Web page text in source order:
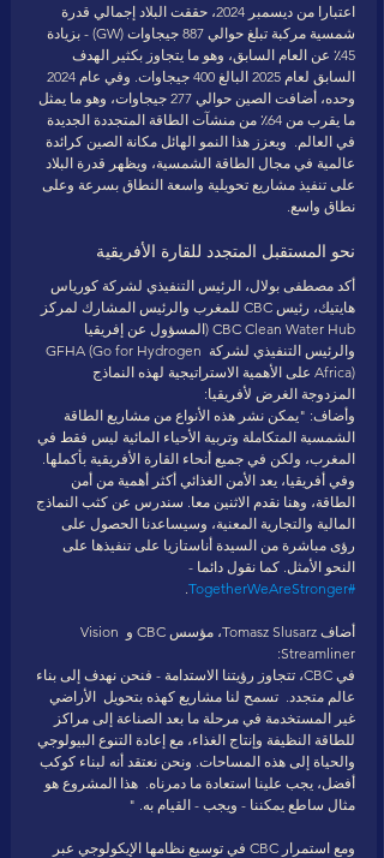
اعتبارا من ديسمبر 2024، حققت البلاد إجمالي قدرة
شمسية مركبة تبلغ حوالي 887 جيجاوات (GW) - بزيادة
45٪ عن العام السابق، وهو ما يتجاوز بكثير الهدف
وحده، أضافت الصين حوالي 277 جيجاوات، وهو ما يمثل
ما يقرب من 64٪ من منشآت الطاقة المتجددة الجديدة
في العالم.  ويعزز هذا النمو الهائل مكانة الصين كرائدة
عالمية في مجال الطاقة الشمسية، ويظهر قدرة البلاد
على تنفيذ مشاريع تحويلية واسعة النطاق بسرعة وعلى
نطاق واسع.
نحو المستقبل المتجدد للقارة الأفريقية
أكد مصطفى بولال، الرئيس التنفيذي لشركة كورياس
هايتيك، رئيس CBC للمغرب والرئيس المشارك لمركز
CBC Clean Water Hub (المسؤول عن إفريقيا
والرئيس التنفيذي لشركة GFHA (Go for Hydrogen
Africa) على الأهمية الاستراتيجية لهذه النماذج
المزدوجة الغرض لأفريقيا:
وأضاف: "يمكن نشر هذه الأنواع من مشاريع الطاقة
الشمسية المتكاملة وتربية الأحياء المائية ليس فقط في
المغرب، ولكن في جميع أنحاء القارة الأفريقية بأكملها.
وفي أفريقيا، يعد الأمن الغذائي أكثر أهمية من أمن
الطاقة، وهنا نقدم الاثنين معا. سندرس عن كثب النماذج
المالية والتجارية المعنية، وسيساعدنا الحصول على
رؤى مباشرة من السيدة أناستازيا على تنفيذها على
النحو الأمثل. كما نقول دائما -
#TogetherWeAreStronger
أضاف Tomasz Slusarz، مؤسس CBC و Vision
Streamliner:
في CBC، تتجاوز رؤيتنا الاستدامة - فنحن نهدف إلى بناء
عالم متجدد.  تسمح لنا مشاريع كهذه بتحويل  الأراضي
غير المستخدمة في مرحلة ما بعد الصناعة إلى مراكز
للطاقة النظيفة وإنتاج الغذاء، مع إعادة التنوع البيولوجي
والحياة إلى هذه المساحات. ونحن نعتقد أنه لبناء كوكب
أفضل، يجب علينا استعادة ما دمرناه.  هذا المشروع هو
مثال ساطع يمكننا - ويجب - القيام به. "
ومع استمرار CBC في توسيع نظامها الإيكولوجي عبر